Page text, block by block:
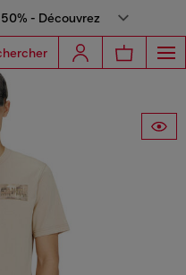
50% - Découvrez